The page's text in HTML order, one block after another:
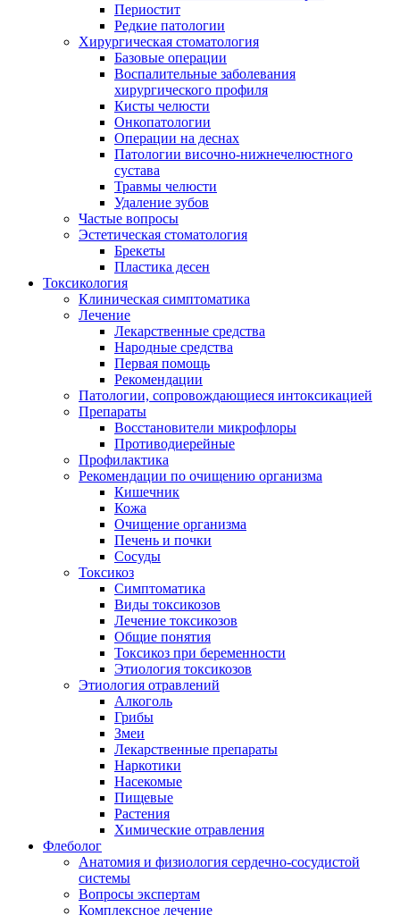
Периостит
Редкие патологии
Хирургическая стоматология
Базовые операции
Воспалительные заболевания
хирургического профиля
Кисты челюсти
Онкопатологии
Операции на деснах
Патологии височно-нижнечелюстного
сустава
Травмы челюсти
Удаление зубов
Частые вопросы
Эстетическая стоматология
Брекеты
Пластика десен
Токсикология
Клиническая симптоматика
Лечение
Лекарственные средства
Народные средства
Первая помощь
Рекомендации
Патологии, сопровождающиеся интоксикацией
Препараты
Восстановители микрофлоры
Противодиерейные
Профилактика
Рекомендации по очищению организма
Кишечник
Кожа
Очищение организма
Печень и почки
Сосуды
Токсикоз
Cимптоматика
Виды токсикозов
Лечение токсикозов
Общие понятия
Токсикоз при беременности
Этиология токсикозов
Этиология отравлений
Алкоголь
Грибы
Змеи
Лекарственные препараты
Наркотики
Насекомые
Пищевые
Растения
Химические отравления
Флеболог
Анатомия и физиология сердечно-сосудистой
системы
Вопросы экспертам
Комплексное лечение